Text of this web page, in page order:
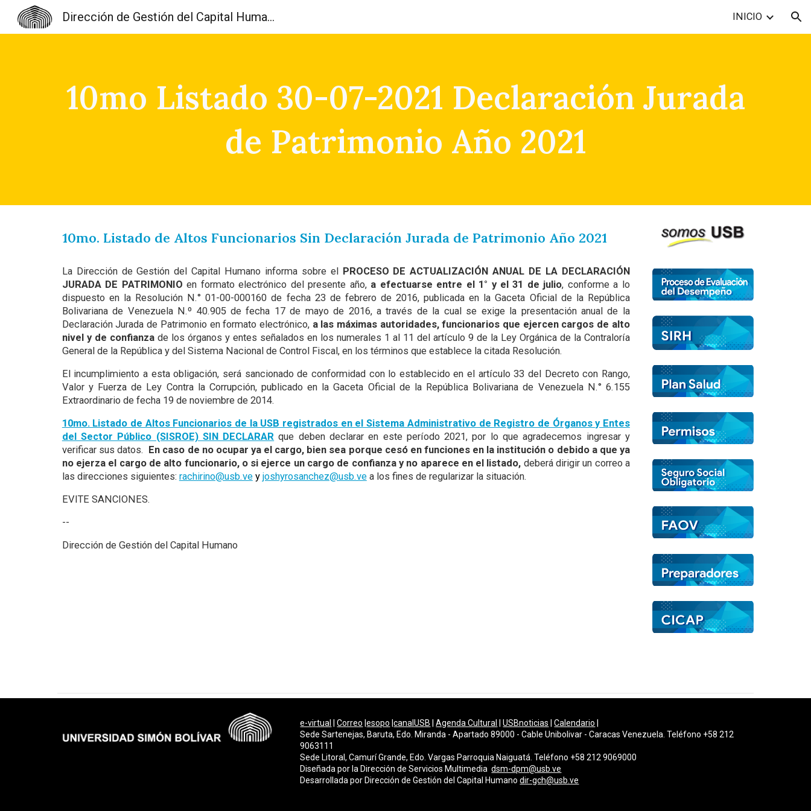
Skip to main content
Dirección de Gestión del Capital Humano INICIO
10mo Listado 30-07-2021 Declaración Jurada
de Patrimonio Año 2021
10mo. Listado de Altos Funcionarios Sin Declaración Jurada de Patrimonio Año 2021
La Dirección de Gestión del Capital Humano informa sobre el PROCESO DE ACTUALIZACIÓN ANUAL DE LA DECLARACIÓN
JURADA DE PATRIMONIO en formato electrónico del presente año, a efectuarse entre el 1° y el 31 de julio, conforme a lo
dispuesto en la Resolución N.° 01-00-000160 de fecha 23 de febrero de 2016, publicada en la Gaceta Oficial de la República
Bolivariana de Venezuela N.º 40.905 de fecha 17 de mayo de 2016, a través de la cual se exige la presentación anual de la
Declaración Jurada de Patrimonio en formato electrónico, a las máximas autoridades, funcionarios que ejercen cargos de alto
nivel y de confianzade los órganos y entes señalados en los numerales 1 al 11 del artículo 9 de la Ley Orgánica de la Contraloría
General de la República y del Sistema Nacional de Control Fiscal, en los términos que establece la citada Resolución.
El incumplimiento a esta obligación, será sancionado de conformidad con lo establecido en el artículo 33 del Decreto con Rango,
Valor y Fuerza de Ley Contra la Corrupción, publicado en la Gaceta Oficial de la República Bolivariana de Venezuela N.° 6.155
Extraordinario de fecha 19 de noviembre de 2014.
10mo. Listado de Altos Funcionarios de la USB registrados en el Sistema Administrativo de Registro de Órganos y Entes
del Sector Público (SISROE) SIN DECLARAR que deben declarar en este período 2021, por lo que agradecemos ingresar y
verificar sus datos. En caso de no ocupar ya el cargo, bien sea porque cesó en funciones en la institución o debido a que ya
no ejerza el cargo de alto funcionario, o si ejerce un cargo de confianza y no aparece en el listado, deberá dirigir un correo a
las direcciones siguientes: rachirino@usb.vey joshyrosanchez@usb.ve a los fines de regularizar la situación.
EVITE SANCIONES.
--
Dirección de Gestión del Capital Humano
e-virtual |Correo |esopo |canalUSB |Agenda Cultural |USBnoticias |Calendario
Sede Sartenejas, Baruta, Edo. Miranda - Apartado 89000 - Cable Unibolivar - Caracas Venezuela. Teléfono +58 212
9063111
Sede Litoral, Camurí Grande, Edo. Vargas Parroquia Naiguatá. Teléfono +58 212 9069000
Diseñada por la Dirección de Servicios Multimediadsm-dpm@usb.ve
Desarrollada por Dirección de Gestión del Capital Humano dir-gch@usb.ve